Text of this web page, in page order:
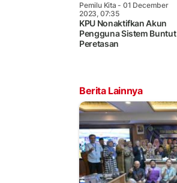
Pemilu Kita - 01 December
2023, 07:35
KPU Nonaktifkan Akun
Pengguna Sistem Buntut
Peretasan
Berita Lainnya